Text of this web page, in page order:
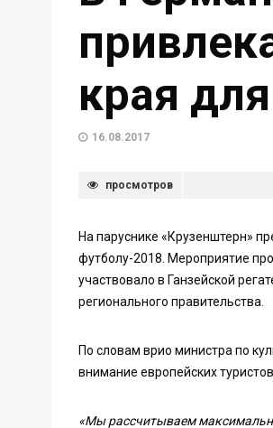
края
16.08.2017
просмотров
На паруснике «Крузенштерн»
футболу-2018. Мероприятие
участвовало в Ганзейской
регионального правительства.
По словам врио министра по
внимание европейских
«Мы рассчитываем